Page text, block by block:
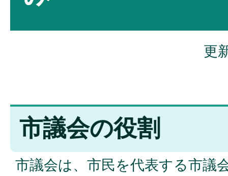
更
市議会の役割
市議会は、市民を代表する市議